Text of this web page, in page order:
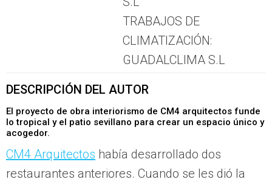
TRABAJOS DE
CLIMATIZACIÓN:
GUADALCLIMA S.L
DESCRIPCIÓN DEL AUTOR
El proyecto de obra interiorismo de CM4 arquitectos funde
lo tropical y el patio sevillano para crear un espacio único y
acogedor.
CM4 Arquitectos había desarrollado dos
restaurantes anteriores. Cuando se les dió la